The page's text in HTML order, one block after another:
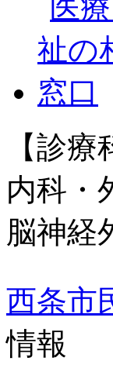
【診療
内科・
脳神経
西条市
情報